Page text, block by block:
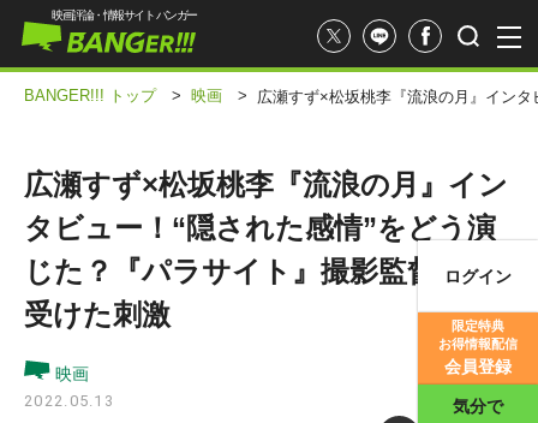
映画評論・情報サイト バンガー
ログイン
限定特典
お得情報配信
会員登録
気分で
BANGER!!! トップ > 映画 > 広瀬すず×松坂桃李『流浪の月』イン
広瀬すず×松坂桃李『流浪の月』イン
タビュー！“隠された感情”をどう演
じた？『パラサイト』撮影監督から
受けた刺激
映画
2022.05.13